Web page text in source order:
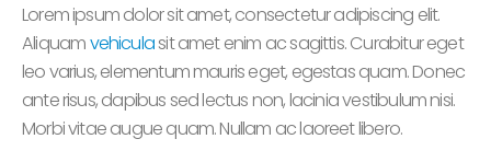
Lorem ipsum dolor sit amet, consectetur adipiscing elit.
Aliquamvehiculasit amet enim ac sagittis. Curabitur eget
leo varius, elementum mauris eget, egestas quam. Donec
ante risus, dapibus sed lectus non, lacinia vestibulum nisi.
Morbi vitae augue quam. Nullam ac laoreet libero.